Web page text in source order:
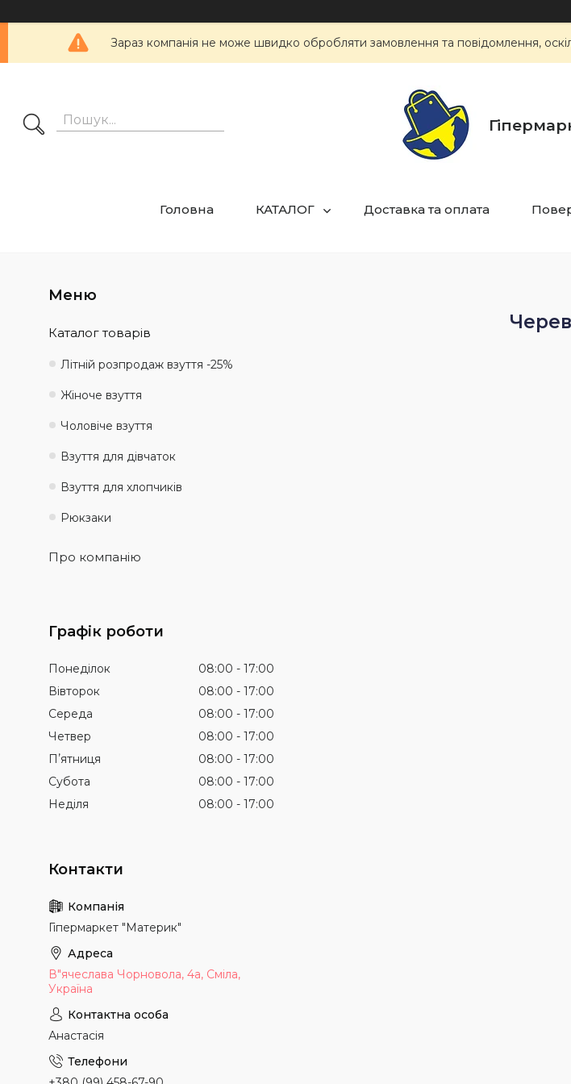
Зараз компанія не може швидко обробляти замовлення та повідомлення,
Головна КАТАЛОГ Доставка та оплата
Каталог товарів
Літній розпродаж взуття -25%
Жіноче взуття
Чоловіче взуття
Взуття для дівчаток
Взуття для хлопчиків
Рюкзаки
Про компанію
Графік роботи
Понеділок 08:00
17:00
Вівторок
08:00
17:00
Середа
08:00
17:00
Четвер
08:00
17:00
Пʼятниця
08:00
17:00
Субота
08:00
17:00
Неділя
08:00 17:00
Гіпермаркет "Материк"
В"ячеслава Чорновола, 4а, Сміла,
Україна
Анастасія